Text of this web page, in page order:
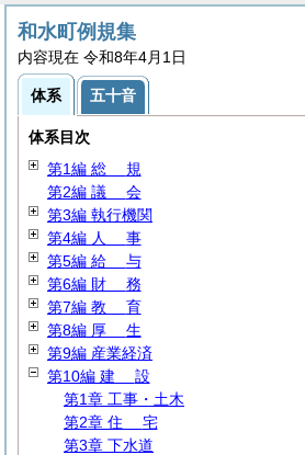
和水町例規集
内容現在 令和8年4月1日
体系 五十音
体系目次
第1編 総 規
第2編 議 会
第3編 執行機関
第4編 人 事
第5編 給 与
第6編 財 務
第7編 教 育
第8編 厚 生
第9編 産業経済
第10編 建 設
第1章 工事・土木
第2章 住 宅
第3章 下水道